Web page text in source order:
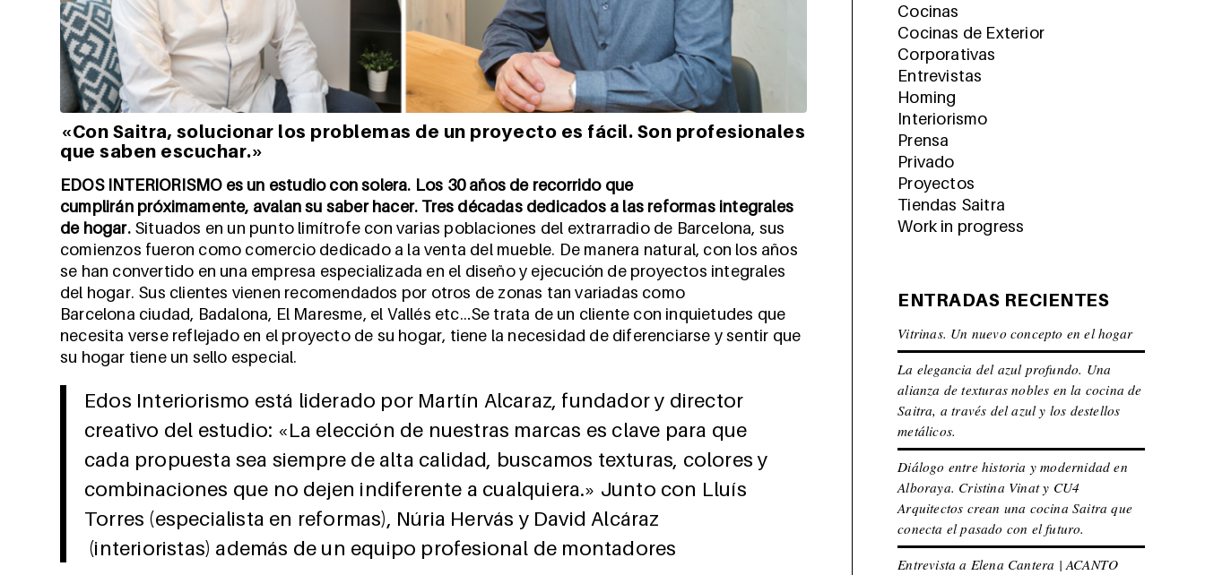
«Con Saitra, solucionar los problemas de un proyecto es fácil. Son profesionales
que saben escuchar.»
EDOS INTERIORISMOes un estudio con solera. Los 30 años de recorrido que
cumplirán próximamente, avalan su saber hacer. Tres décadas dedicados a las reformas integrales
de hogar. Situados en un punto limítrofe con varias poblaciones del extrarradio de Barcelona, sus
comienzos fueron como comercio dedicado a la venta del mueble. De manera natural, con los años
se han convertido en una empresa especializada en el diseño y ejecución de proyectos integrales
del hogar. Sus clientes vienen recomendados por otros de zonas tan variadas como
Barcelona ciudad, Badalona, El Maresme, el Vallés etc…Se trata de un cliente con inquietudes que
necesita verse reflejado en el proyecto de su hogar, tiene la necesidad de diferenciarse y sentir que
su hogar tiene un sello especial.
Edos Interiorismo está liderado por Martín Alcaraz, fundador y director
creativo del estudio: «La elección de nuestras marcas es clave para que
cada propuesta sea siempre de alta calidad, buscamos texturas, colores y
combinaciones que no dejen indiferente a cualquiera.» Junto con Lluís
Torres (especialista en reformas), Núria Hervás y David Alcáraz
(interioristas) además de un equipo profesional de montadores
Cocinas
Cocinas de Exterior
Corporativas
Entrevistas
Homing
Interiorismo
Prensa
Privado
Proyectos
Tiendas Saitra
Work in progress
ENTRADAS RECIENTES
Vitrinas. Un nuevo concepto en el hogar
La elegancia del azul profundo. Una
alianza de texturas nobles en la cocina de
Saitra, a través del azul y los destellos
metálicos.
Diálogo entre historia y modernidad en
Alboraya. Cristina Vinat y CU4
Arquitectos crean una cocina Saitra que
conecta el pasado con el futuro.
Entrevista a Elena Cantera | ACANTO